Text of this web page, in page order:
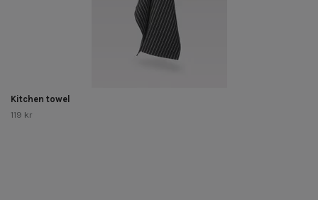
Kitchen towel
119 kr